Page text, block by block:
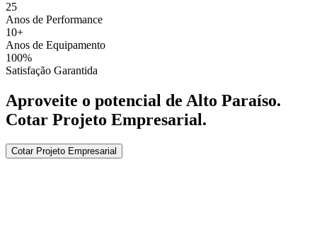
25
Anos de Performance
10+
Anos de Equipamento
100%
Satisfação Garantida
Aproveite o potencial de Alto Paraíso.
Cotar Projeto Empresarial.
Cotar Projeto Empresarial